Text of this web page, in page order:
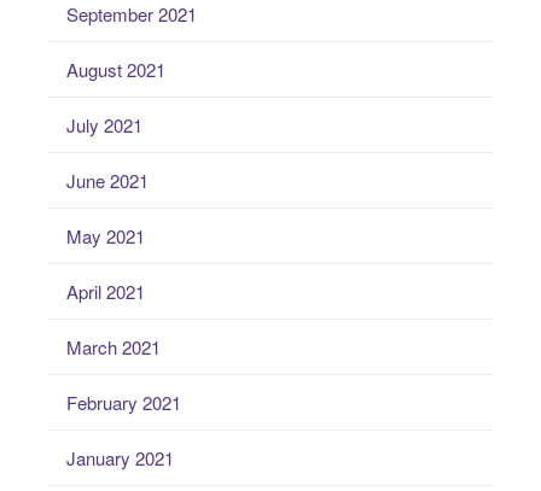
September 2021
August 2021
July 2021
June 2021
May 2021
April 2021
March 2021
February 2021
January 2021